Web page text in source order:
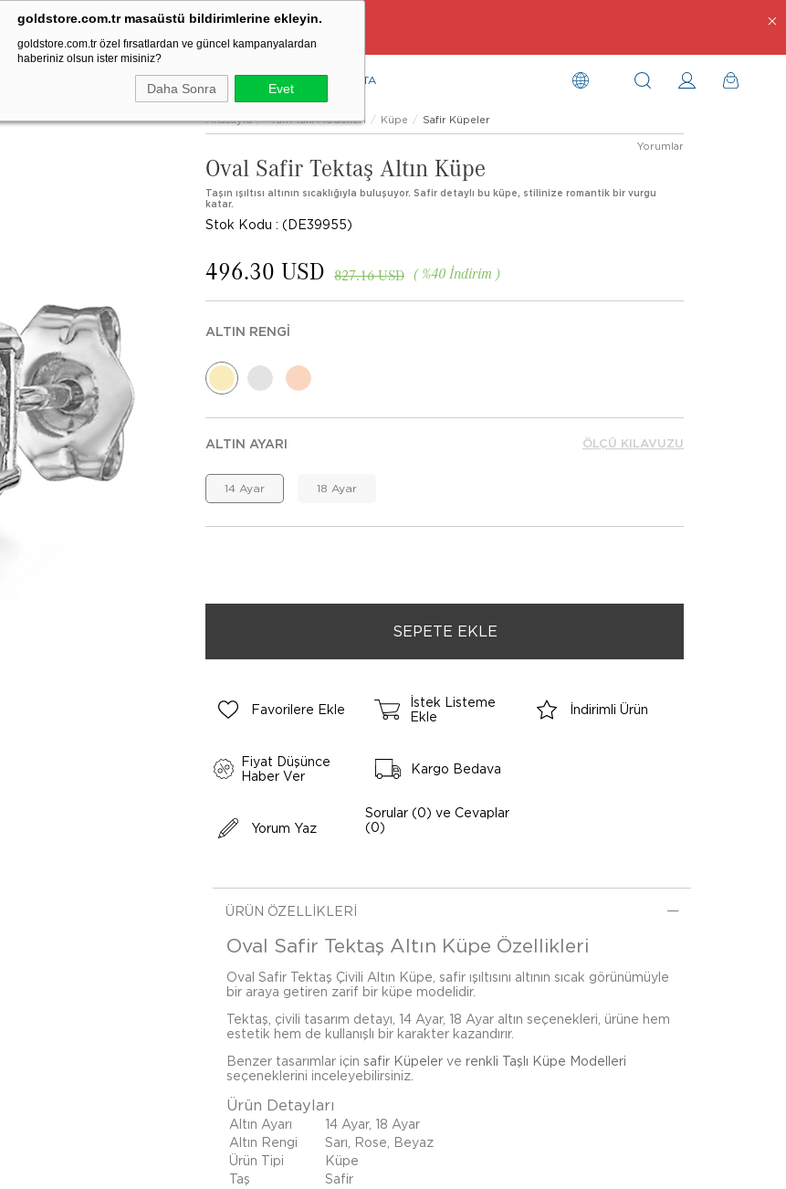
goldstore.com.tr masaüstü bildirimlerine ekleyin.
goldstore.com.tr özel fırsatlardan ve güncel kampanyalardan
haberiniz olsun ister misiniz?
Daha Sonra Evet
Ücretsiz Aynı Gün Kargo Fırsatı
BİLEKLİK RENKLİ TAŞLAR PIRLANTA
Anasayfa Tüm Takı Modelleri Küpe Safir Küpeler
Oval Safir Tektaş Altın Küpe
Yorumlar
Taşın ışıltısı altının sıcaklığıyla buluşuyor. Safir detaylı bu küpe, stilinize romantik bir vurgu
katar.
Stok Kodu (DE39955)
%40 İndirim
827.16 USD
496.30 USD
ALTIN RENGI
ALTIN AYARI
14 Ayar 18 Ayar
ÖLÇÜ KILAVUZU
Favorilere Ekle
İstek Listeme
Ekle
İndirimli Ürün
Fiyat Düşünce
Haber Ver
Kargo Bedava
Yorum Yaz
Sorular (0) ve Cevaplar
(0)
ÜRÜN ÖZELLIKLERI
Oval Safir Tektaş Altın Küpe Özellikleri
Oval Safir Tektaş Çivili Altın Küpe, safir ışıltısını altının sıcak görünümüyle
bir araya getiren zarif bir küpe modelidir.
Tektaş, çivili tasarım detayı, 14 Ayar, 18 Ayar altın seçenekleri, ürüne hem
estetik hem de kullanışlı bir karakter kazandırır.
Benzer tasarımlar için safir Küpeler ve renkli Taşlı Küpe Modelleri
seçeneklerini inceleyebilirsiniz.
Ürün Detayları
Altın Ayarı
14 Ayar, 18 Ayar
Altın Rengi
Sarı, Rose, Beyaz
Ürün Tipi
Küpe
Taş
Safir